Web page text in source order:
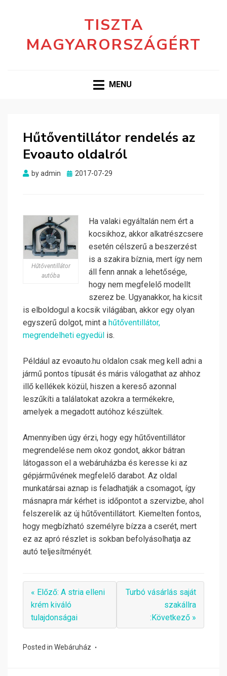
TISZTA
MAGYARORSZÁGÉRT
MENU
Hűtőventillátor rendelés az
Evoauto oldalról
byadmin
Posted
2017-07-29
Hűtőventillátor
autóba
Ha valaki egyáltalán nem ért a
kocsikhoz, akkor alkatrészcsere
esetén célszerű a beszerzést
is a szakira bíznia, mert így nem
áll fenn annak a lehetősége,
hogy nem megfelelő modellt
szerez be. Ugyanakkor, ha kicsit
is elboldogul a kocsik világában, akkor egy olyan
egyszerű dolgot, mint a hűtőventillátor,
megrendelheti egyedül is.
Például az evoauto.hu oldalon csak meg kell adni a
jármű pontos típusát és máris válogathat az ahhoz
illő kellékek közül, hiszen a kereső azonnal
leszűkíti a találatokat azokra a termékekre,
amelyek a megadott autóhoz készültek.
Amennyiben úgy érzi, hogy egy hűtőventillátor
megrendelése nem okoz gondot, akkor bátran
látogasson el a webáruházba és keresse ki az
gépjárművének megfelelő darabot. Az oldal
munkatársai aznap is feladhatják a csomagot, így
másnapra már kérhet is időpontot a szervizbe, ahol
felszerelik az új hűtőventillátort. Kiemelten fontos,
hogy megbízható személyre bízza a cserét, mert
ez az apró részlet is sokban befolyásolhatja az
autó teljesítményét.
« Előző: A stria elleni
krém kiváló
tulajdonságai
Turbó vásárlás saját
szakállra
:Következő »
Posted in Webáruház